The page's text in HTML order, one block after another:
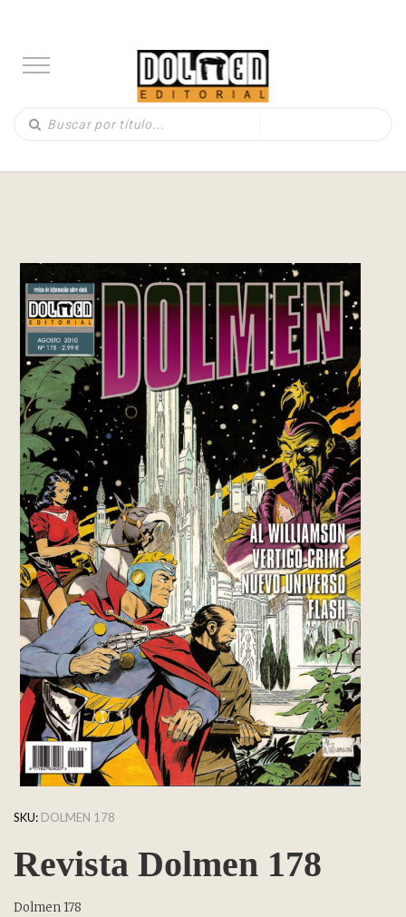
SKU: DOLMEN 178
Revista Dolmen 178
Dolmen 178